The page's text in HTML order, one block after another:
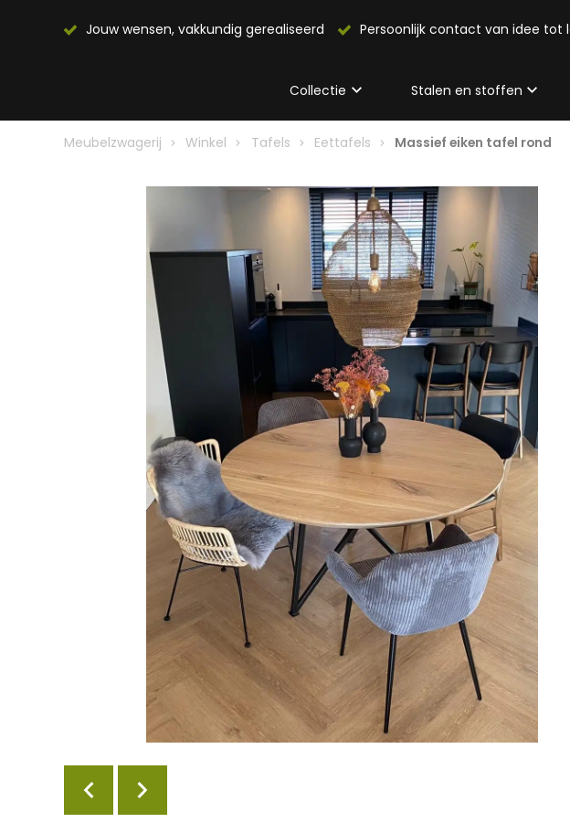
Jouw wensen, vakkundig gerealiseerd Persoonlijk contact van idee tot
Collectie Stalen en stoffen
Meubelzwagerij Winkel Tafels Eettafels Massief eiken tafel rond